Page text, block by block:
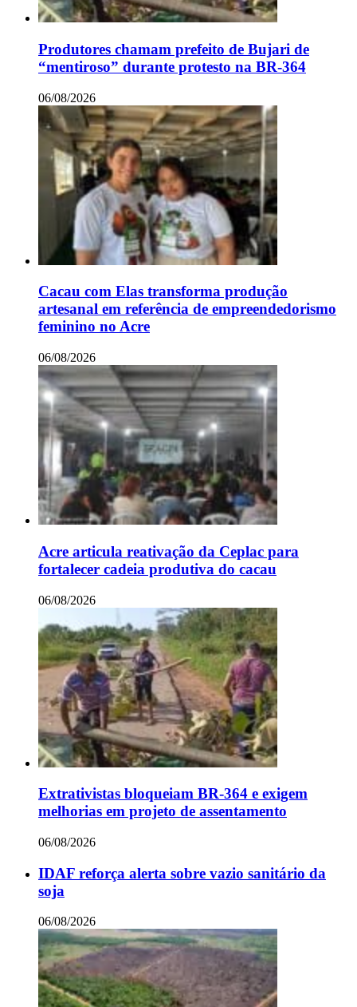
Produtores chamam prefeito de Bujari de
“mentiroso” durante protesto na BR-364
06/08/2026
Cacau com Elas transforma produção
artesanal em referência de empreendedorismo
feminino no Acre
06/08/2026
Acre articula reativação da Ceplac para
fortalecer cadeia produtiva do cacau
06/08/2026
Extrativistas bloqueiam BR-364 e exigem
melhorias em projeto de assentamento
06/08/2026
IDAF reforça alerta sobre vazio sanitário da
soja
06/08/2026